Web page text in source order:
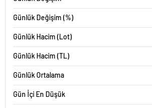
Günlük Değişim (%)
Günlük Hacim (Lot)
Günlük Hacim (TL)
Günlük Ortalama
Gün İçi En Düşük